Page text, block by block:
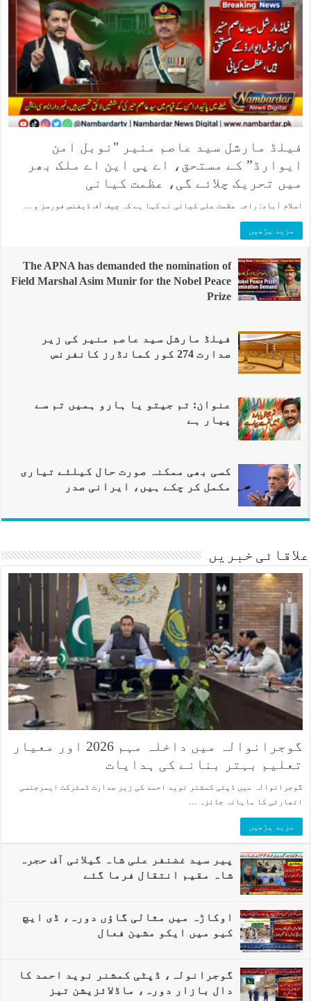
فیلڈ مارشل سید عاصم منیر "نوبل امن
ایوارڈ” کے مستحق، اے پی این اے ملک بھر
میں تحریک چلائے گی، عظمت کیانی
اسلام آباد: راجہ عظمت علی کیانی نے کہا ہے کہ چیف آف ڈیفنس فورسز و …
مزید پڑھیں
The APNA has demanded the nomination of
Field Marshal Asim Munir for the Nobel Peace
Prize
فیلڈ مارشل سید عاصم منیر کی زیر
صدارت 274 کور کمانڈرز کانفرنس
عنوان: تم جیتو یا ہارو ہمیں تم سے
پیار ہے
کسی بھی ممکنہ صورت حال کیلئے تیاری
مکمل کر چکے ہیں، ایرانی صدر
علاقائی خبریں
گوجرانوالہ میں داخلہ مہم 2026 اور معیار
تعلیم بہتر بنانے کی ہدایات
گوجرانوالہ میں ڈپٹی کمشنر نوید احمد کی زیر صدارت ڈسٹرکٹ ایمرجنسی
اتھارٹی کا ماہانہ جائزہ …
مزید پڑھیں
پیر سید غضنفر علی شاہ گیلانی آف حجرہ
شاہ مقیم انتقال فرما گئے
اوکاڑہ میں مثالی گاؤں دورہ، ڈی ایچ
کیو میں ایکو مشین فعال
گوجرانولہ، ڈپٹی کمشنر نوید احمد کا
دال بازار دورہ، ماڈلائزیشن تیز